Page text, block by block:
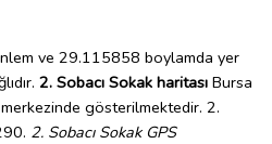
ve 29.115858 boylamda yer
2. Sobacı Sokak haritası Bursa
gösterilmektedir. 2.
2. Sobacı Sokak GPS